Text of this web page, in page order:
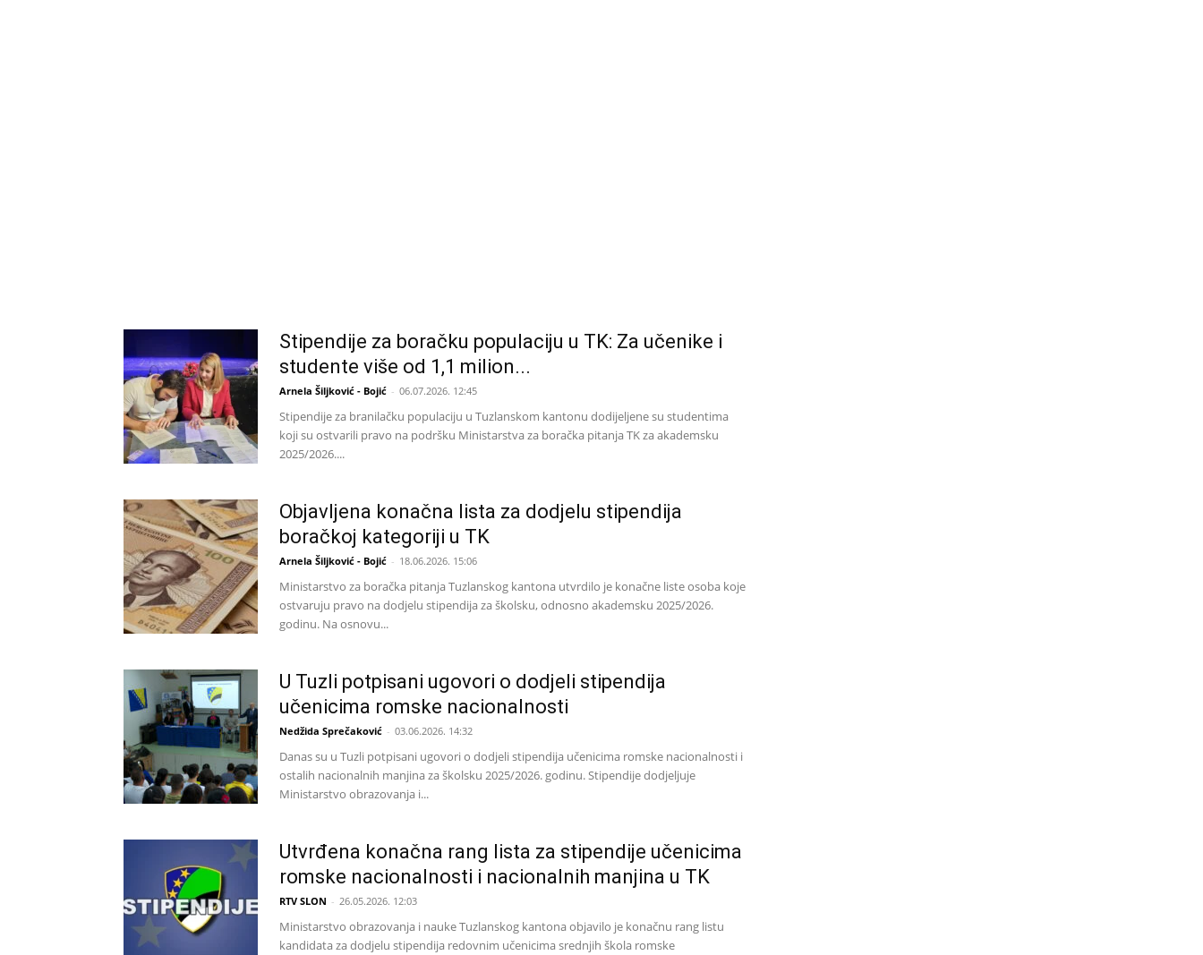
Stipendije za boračku populaciju u TK: Za učenike i
studente više od 1,1 milion...
Arnela Šiljković - Bojić - 06.07.2026. 12:45
Stipendije za branilačku populaciju u Tuzlanskom kantonu dodijeljene su studentima
koji su ostvarili pravo na podršku Ministarstva za boračka pitanja TK za akademsku
2025/2026....
Objavljena konačna lista za dodjelu stipendija
boračkoj kategoriji u TK
Arnela Šiljković - Bojić - 18.06.2026. 15:06
Ministarstvo za boračka pitanja Tuzlanskog kantona utvrdilo je konačne liste osoba koje
ostvaruju pravo na dodjelu stipendija za školsku, odnosno akademsku 2025/2026.
godinu. Na osnovu...
U Tuzli potpisani ugovori o dodjeli stipendija
učenicima romske nacionalnosti
Nedžida Sprečaković - 03.06.2026. 14:32
Danas su u Tuzli potpisani ugovori o dodjeli stipendija učenicima romske nacionalnosti i
ostalih nacionalnih manjina za školsku 2025/2026. godinu. Stipendije dodjeljuje
Ministarstvo obrazovanja i...
Utvrđena konačna rang lista za stipendije učenicima
romske nacionalnosti i nacionalnih manjina u TK
RTV SLON - 26.05.2026. 12:03
Ministarstvo obrazovanja i nauke Tuzlanskog kantona objavilo je konačnu rang listu
kandidata za dodjelu stipendija redovnim učenicima srednjih škola romske